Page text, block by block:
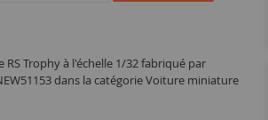
RS Trophy à l'échelle 1/32 fabriqué par
dans la catégorie Voiture miniature